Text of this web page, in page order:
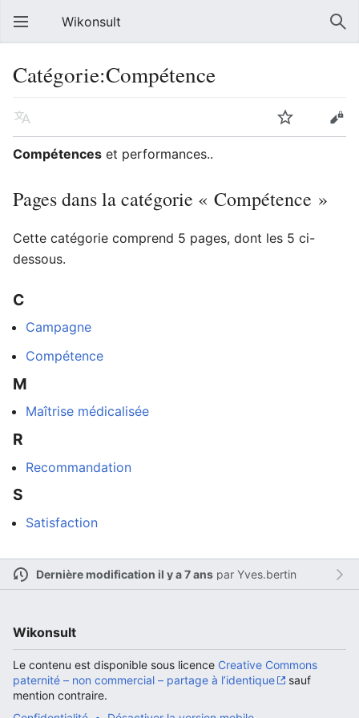
Ouvrir le menu principal
Wikonsult
Catégorie:Compétence
Lire
Compétences et performances..
Pages dans la catégorie « Compétence »
Cette catégorie comprend 5 pages, dont les 5 ci-
dessous.
C
Campagne
Compétence
M
Maîtrise médicalisée
R
Recommandation
S
Satisfaction
Dernière modification il y a 7 anspar Yves.bertin
Wikonsult
Le contenu est disponible sous licence Creative Commons
paternité – non commercial – partage à l’identique
sauf
mention contraire.